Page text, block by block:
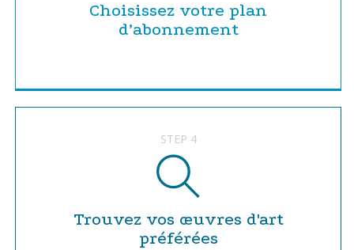
Choisissez votre plan
d’abonnement
STEP 4
Trouvez vos œuvres d'art
préférées